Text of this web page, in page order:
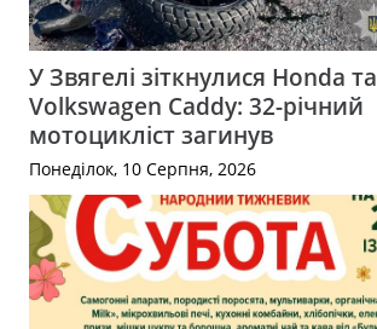
У Звягелі зіткнулися Honda та
Volkswagen Caddy: 32-річний
мотоцикліст загинув
Понеділок, 10 Серпня, 2026